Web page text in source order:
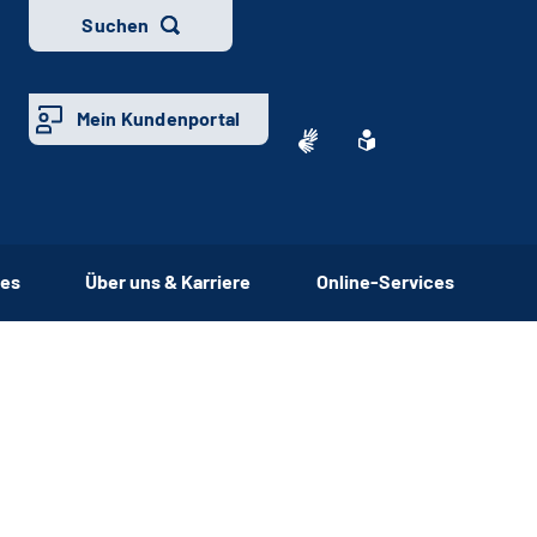
Suchen
Mein Kundenportal
Über uns & Karriere Online-Services